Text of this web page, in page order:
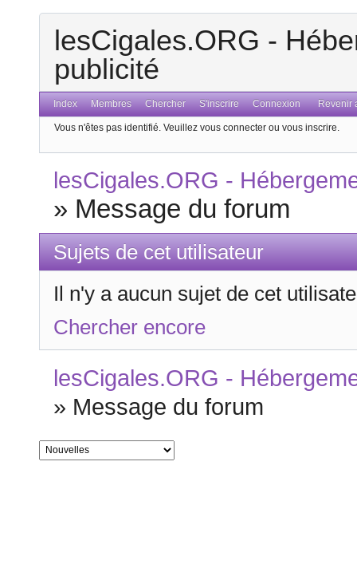
lesCigales.ORG -
publicité
Index Membres Chercher S'inscrire Connexion Revenir
Vous n'êtes pas identifié. Veuillez vous connecter ou vous inscrire.
lesCigales.ORG -
» Message du forum
Sujets de cet utilisateur
Il n'y a aucun sujet de cet
Chercher encore
lesCigales.ORG -
» Message du forum